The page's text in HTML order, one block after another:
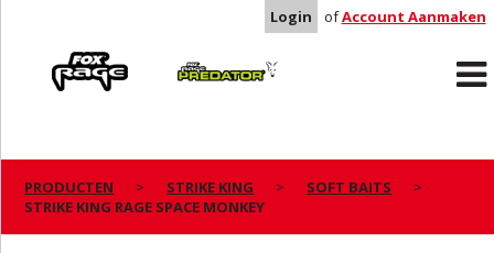
Login ofAccount Aanmaken
Predator
PRODUCTEN STRIKE KING
SOFT BAITS
STRIKE KING RAGE SPACE MONKEY